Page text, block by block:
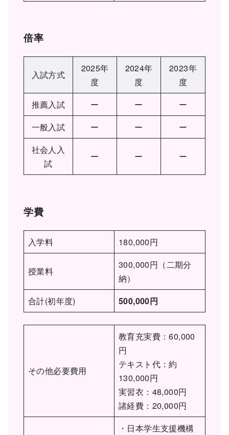
倍率
入試方式
2025年
度
2024年
度
2023年
度
推薦入試
ー ー
ー
一般入試
ー ー
ー
社会人入
試
ー ー ー
学費
入学料 180,000円
授業料
300,000円（二期分
納）
合計(初年度)
500,000円
その他必要費用
教育充実費：60,000
円
テキスト代：約
130,000円
実習衣：48,000円
諸経費：20,000円
・日本学生支援機構